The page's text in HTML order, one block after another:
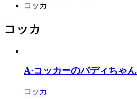
コッカ
コッカ
A·コッカーのバディちゃん
コッカ